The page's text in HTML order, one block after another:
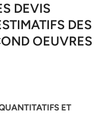
DEVIS
DES
OEUVRES
ET